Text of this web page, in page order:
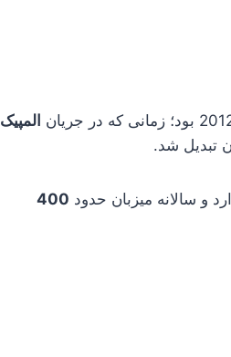
المپیک
تبدیل شد.
و سالانه میزبان حدود 400